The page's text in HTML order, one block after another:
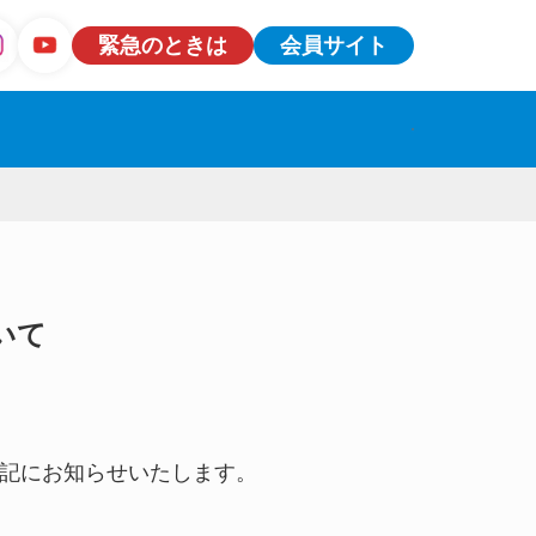
緊急のときは 会員サイト
て
にお知らせいたします。